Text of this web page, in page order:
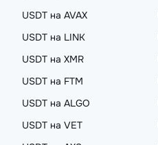
USDT на AVAX
USDT на LINK
USDT на XMR
USDT на FTM
USDT на ALGO
USDT на VET